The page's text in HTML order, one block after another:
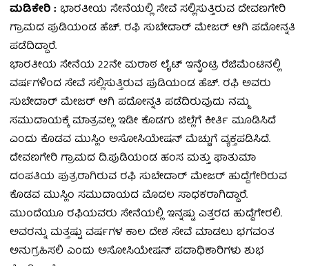
ಮಡಿಕೇರಿ : ಭಾರತೀಯ ಸೇನೆಯಲ್ಲಿ ಸೇವೆ ಸಲ್ಲಿಸುತ್ತಿರುವ ದೇವಣಗೇರಿ
ಗ್ರಾಮದ ಪುಡಿಯಂಡ ಹೆಚ್. ರಫಿ ಸುಬೇದಾರ್ ಮೇಜರ್ ಆಗಿ ಪದೋನ್ನತಿ
ಪಡೆದಿದ್ದಾರೆ.
ಭಾರತೀಯ ಸೇನೆಯ 22ನೇ ಮರಾಠ ಲೈಟ್ ಇನ್ಫೆಂಟ್ರಿ ರೆಜಿಮೆಂಟಿನಲ್ಲಿ
ವರ್ಷಗಳಿಂದ ಸೇವೆ ಸಲ್ಲಿಸುತ್ತಿರುವ ಪುಡಿಯಂಡ ಹೆಚ್. ರಫಿ ಅವರು
ಸುಬೇದಾರ್ ಮೇಜರ್ ಆಗಿ ಪದೋನ್ನತಿ ಪಡೆದಿರುವುದು ನಮ್ಮ
ಸಮುದಾಯಕ್ಕೆ ಮಾತ್ರವಲ್ಲ ಇಡೀ ಕೊಡಗು ಜಿಲ್ಲೆಗೆ ಕೀರ್ತಿ ಮೂಡಿಸಿದೆ
ಎಂದು ಕೊಡವ ಮುಸ್ಲಿಂ ಅಸೋಸಿಯೇಷನ್‌ ಮೆಚ್ಚುಗೆ ವ್ಯಕ್ತಪಡಿಸಿದೆ.
ದೇವಣಗೇರಿ ಗ್ರಾಮದ ದಿ.ಪುಡಿಯಂಡ ಹಂಸ ಮತ್ತು ಫಾತುಮಾ
ದಂಪತಿಯ ಪುತ್ರರಾಗಿರುವ ರಫಿ ಸುಬೇದಾರ್ ಮೇಜರ್ ಹುದ್ದೆಗೇರಿರುವ
ಕೊಡವ ಮುಸ್ಲಿಂ ಸಮುದಾಯದ ಮೊದಲ ಸಾಧಕರಾಗಿದ್ದಾರೆ.
ಮುಂದೆಯೂ ರಫಿಯವರು ಸೇನೆಯಲ್ಲಿ ಇನ್ನಷ್ಟು ಎತ್ತರದ ಹುದ್ದೆಗೇರಲಿ.
ಅವರನ್ನು ಮತ್ತಷ್ಟು ವರ್ಷಗಳ ಕಾಲ ದೇಶ ಸೇವೆ ಮಾಡಲು ಭಗವಂತ
ಅನುಗ್ರಹಿಸಲಿ ಎಂದು ಅಸೋಸಿಯೇಷನ್‌ ಪದಾಧಿಕಾರಿಗಳು ಶುಭ